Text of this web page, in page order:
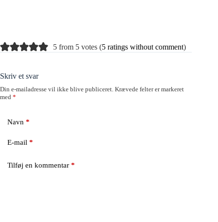
5 from 5 votes (5 ratings without comment)
Skriv et svar
Din e-mailadresse vil ikke blive publiceret. Krævede felter er markeret
med *
Navn *
E-mail *
Tilføj en kommentar *